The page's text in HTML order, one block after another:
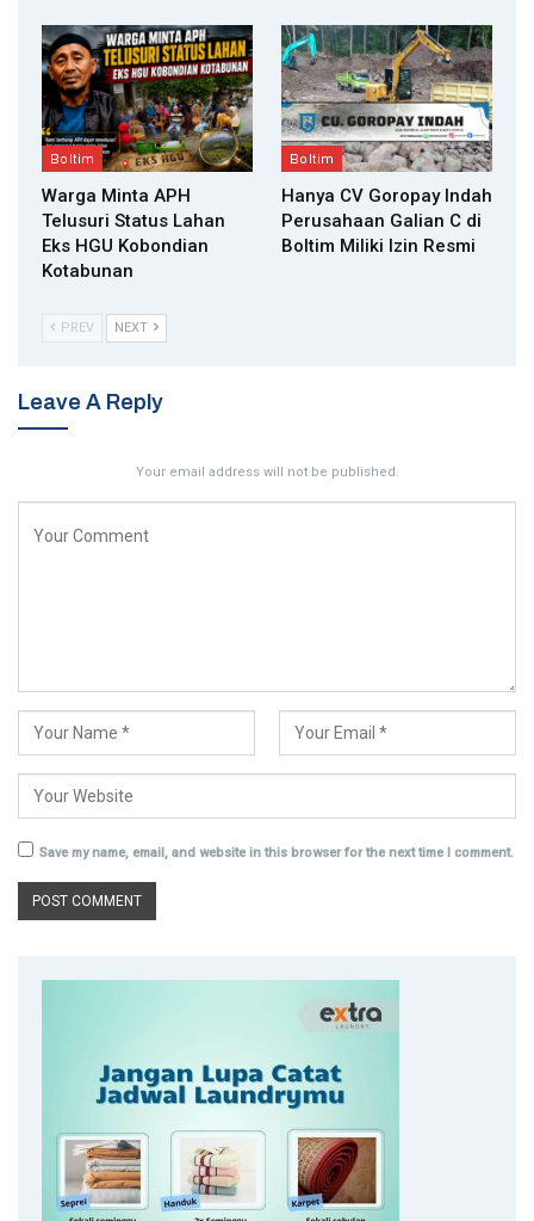
Boltim
Warga Minta APH
Telusuri Status Lahan
Eks HGU Kobondian
Kotabunan
Boltim
Hanya CV Goropay Indah
Perusahaan Galian C di
Boltim Miliki Izin Resmi
PREV NEXT
Leave A Reply
Your email address will not be published.
Save my name, email, and website in this browser for the next time I comment.